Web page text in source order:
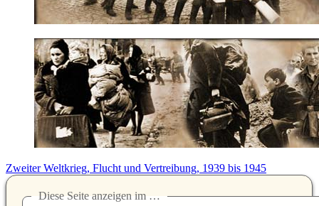
Zweiter Weltkrieg, Flucht und Vertreibung, 1939 bis 1945
Diese Seite anzeigen im …